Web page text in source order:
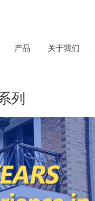
产品 关于我们
列